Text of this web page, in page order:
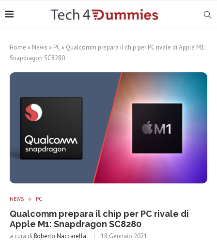
Home » News » PC » Qualcomm prepara il chip per PC rivale di Apple M1:
Snapdragon SC8280
NEWS PC
Qualcomm prepara il chip per PC rivale di
Apple M1: Snapdragon SC8280
a cura di Roberto Naccarella 18 Gennaio 2021